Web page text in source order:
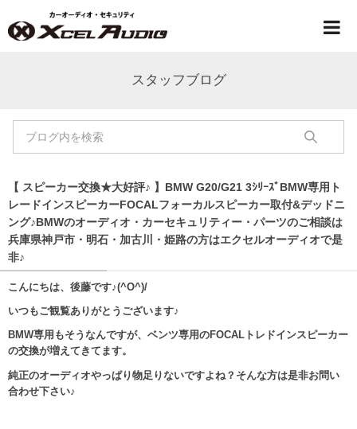
スタッフブログ
【 スピーカー交換★大好評♪ 】BMW G20/G21 3ｼﾘｰｽﾞBMW専用ト
レードインスピーカーFOCALフォーカルスピーカー取付&デッドニ
ング♪BMWのオーディオ・カーセキュリティー・パーツのご相談は
兵庫県神戸市・明石・加古川・姫路の方はエクセルオーディオで是
非♪
こんにちは、後藤です♪(^O^)/
いつもご観覧ありがとうございます♪
BMW専用もそうなんですが、ベンツ専用のFOCALトレドインスピーカー
の交換が増えてきてます。
純正のオーディオやっぱり物足りないですよね？そんな方は是非お問い
合わせ下さい♪